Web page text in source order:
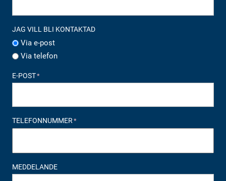
JAG VILL BLI KONTAKTAD
Via e-post
Via telefon
E-POST*
TELEFONNUMMER*
MEDDELANDE